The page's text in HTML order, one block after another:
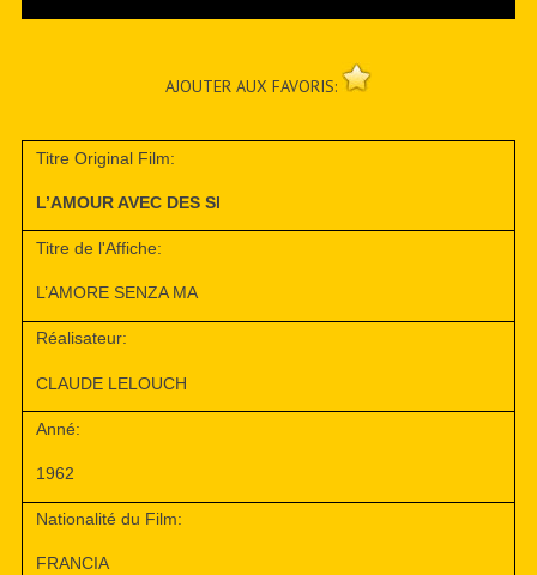
AJOUTER AUX FAVORIS:
Titre Original Film:
L’AMOUR AVEC DES SI
Titre de l'Affiche:
L’AMORE SENZA MA
Réalisateur:
CLAUDE LELOUCH
Anné:
1962
Nationalité du Film:
FRANCIA